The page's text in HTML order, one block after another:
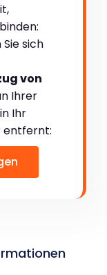
sich
von
Ihrer
Ihr
entfernt: